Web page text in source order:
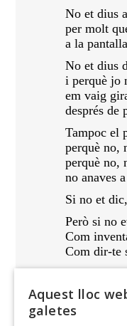
No et dius
per molt
a la
No et dius
i perquè jo
em vaig
Tampoc el
perquè no,
perquè no,
no anaves
Si no et
Però si no
Com
Com dir-te
Però com,
Aquest lloc
galetes